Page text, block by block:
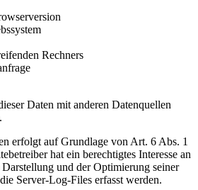
Rechners
Daten mit anderen Datenquellen
erfolgt auf Grundlage von Art. 6 Abs. 1
hat ein berechtigtes Interesse an
und der Optimierung seiner
Server-Log-Files erfasst werden.